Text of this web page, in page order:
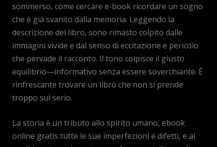
sommerso, come cercare e-book ricordare un sogno
che è già svanito dalla memoria. Leggendo la
descrizione del libro, sono rimasto colpito dalle
immagini vivide e dal senso di eccitazione e pericolo
che pervade il racconto. Il tono colpisce il giusto
equilibrio—informativo senza essere soverchiante. È
rinfrescante trovare un libro che non si prende
troppo sul serio.
La storia è un tributo allo spirito umano, ebook
online gratis tutte le sue imperfezioni e difetti, e ai